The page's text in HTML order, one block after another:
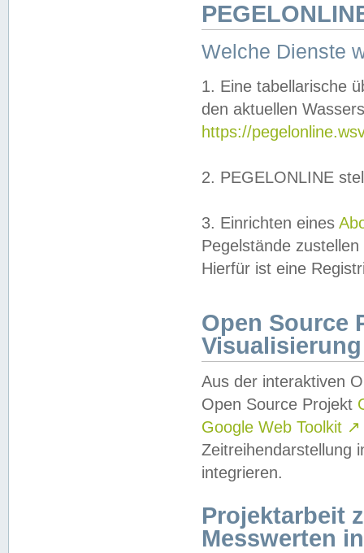
Welche Dienste
1. Eine tabellarische
den aktuellen
https://
2. PEGELONLINE
3. Einrichten eines
Pegelstände
Hierfür ist eine
Open Source
Visualisierung
Aus der interaktiven
Open Source Projekt
Google Web Toolkit ↗
Zeitreihendarstellung
integrieren.
Projektarbeit
Messwerten